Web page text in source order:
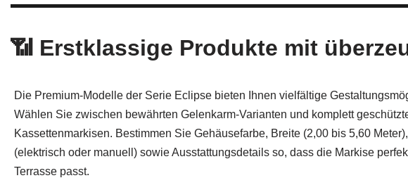
📶 Erstklassige Produkte mit
Die Premium-Modelle der Serie Eclipse bieten Ihnen vielfältige
Wählen Sie zwischen bewährten Gelenkarm-Varianten und komplett
Kassettenmarkisen. Bestimmen Sie Gehäusefarbe, Breite (2,00 bis 5,60
(elektrisch oder manuell) sowie Ausstattungsdetails so, dass die Markise
Terrasse passt.